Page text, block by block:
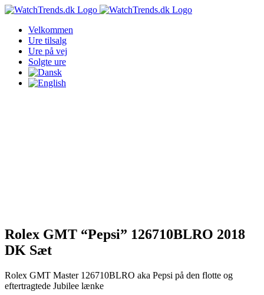
Skip
contentVelkommen
Ure tilsalg
Ure på vej
Solgte ure
Rolex GMT “Pepsi” 126710BLRO 2018
DK Sæt
Rolex GMT Master 126710BLRO aka Pepsi på den flotte og
eftertragtede Jubilee lænke